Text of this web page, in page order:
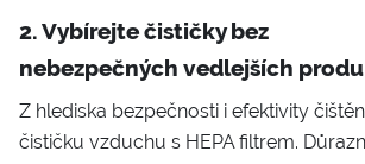
2. Vybírejte čističky bez
nebezpečných vedlejších
Z hlediska bezpečnosti i efektivity
čističku vzduchu s HEPA filtrem.